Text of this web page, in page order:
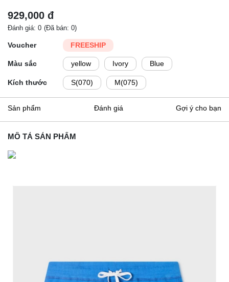
929,000 đ
Đánh giá: 0 (Đã bán: 0)
Voucher FREESHIP
Màu sắc yellow Ivory Blue
Kích thước S(070) M(075)
Sản phẩm Đánh giá Gợi ý cho bạn
MÔ TẢ SẢN PHẨM